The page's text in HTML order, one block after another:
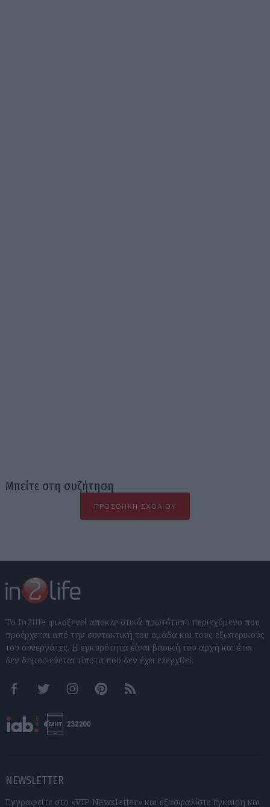
Μπείτε στη συζήτηση
ΠΡΟΣΘΉΚΗ ΣΧΟΛΊΟΥ
Το In2life φιλοξενεί αποκλειστικά πρωτότυπο περιεχόμενο που
προέρχεται από την συντακτική του ομάδα και τους εξωτερικούς
του συνεργάτες. Η εγκυρότητα είναι βασική του αρχή και έτσι
δεν δημοσιεύεται τίποτα που δεν έχει ελεγχθεί.
FacebookTwitter InstagramPinterestRSS feeds
NEWSLETTER
Εγγραφείτε στο «VIP Newsletter» και εξασφαλίστε έγκαιρη και